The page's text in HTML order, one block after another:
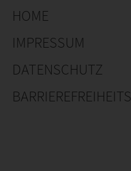
HOME
IMPRESSUM
DATENSCHUTZ